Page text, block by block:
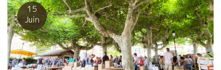
de longues macérations, produiront des vins pulpeux et
équilibrés et seront mis en bouteilles après plusieurs
années d’élevage. Nous avons été séduits par ‘Les
Baltailles’ VDF 2011, un assemblage de très vieilles vignes
de Gamay des lieux-dits ‘Les Batailles’ et […]
15
Juin